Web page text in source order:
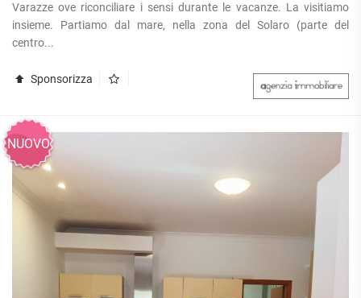
Varazze ove riconciliare i sensi durante le vacanze. La visitiamo
insieme. Partiamo dal mare, nella zona del Solaro (parte del
centro...
Sponsorizza
NUOVO